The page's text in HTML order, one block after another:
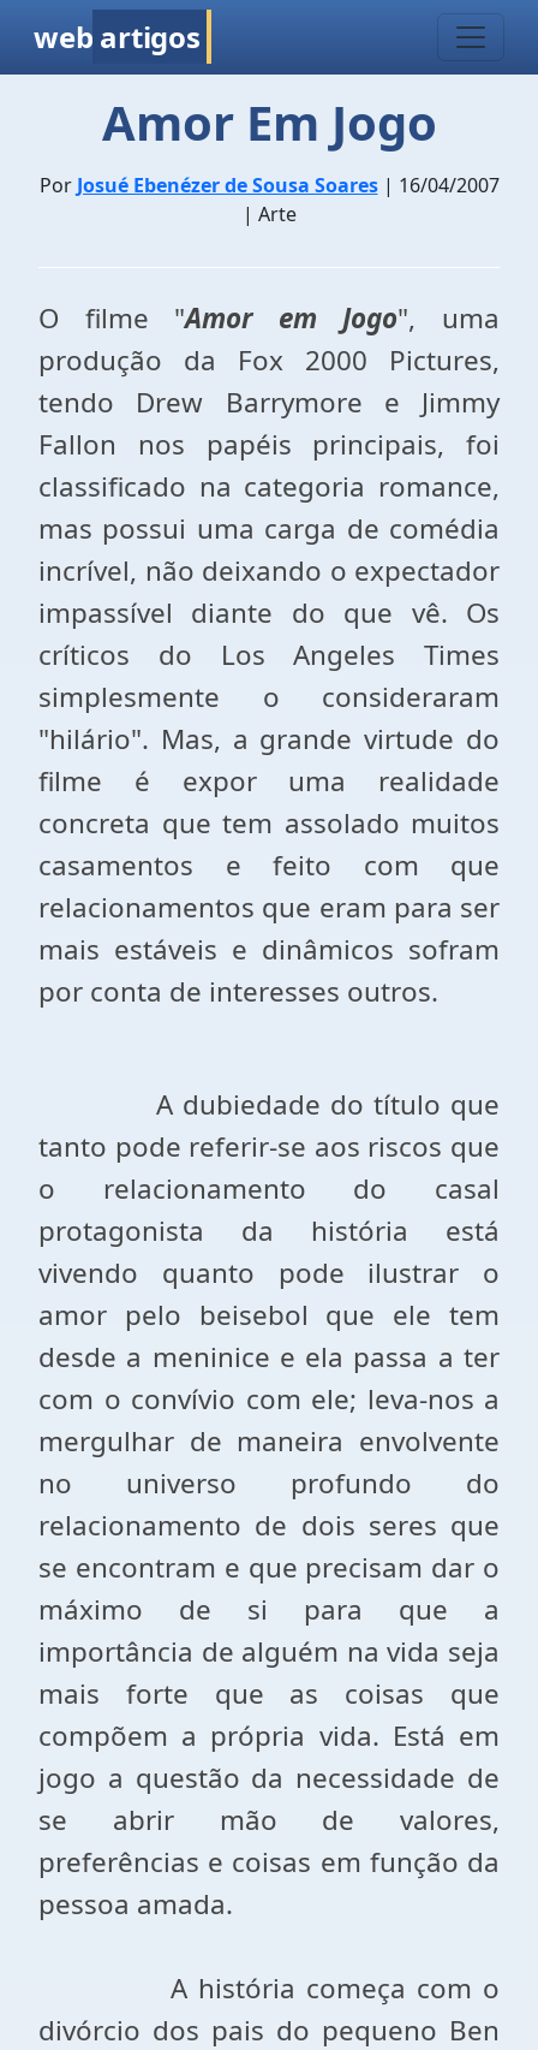
web artigos
Amor Em Jogo
Por Josué Ebenézer de Sousa Soares| 16/04/2007
| Arte
O filme "Amor em Jogo", uma
produção da Fox 2000 Pictures,
tendo Drew Barrymore e Jimmy
Fallon nos papéis principais, foi
classificado na categoria romance,
mas possui uma carga de comédia
incrível, não deixando o expectador
impassível diante do que vê. Os
críticos do Los Angeles Times
simplesmente o consideraram
"hilário". Mas, a grande virtude do
filme é expor uma realidade
concreta que tem assolado muitos
casamentos e feito com que
relacionamentos que eram para ser
mais estáveis e dinâmicos sofram
por conta de interesses outros.
A dubiedade do título que
tanto pode referir-se aos riscos que
o relacionamento do casal
protagonista da história está
vivendo quanto pode ilustrar o
amor pelo beisebol que ele tem
desde a meninice e ela passa a ter
com o convívio com ele; leva-nos a
mergulhar de maneira envolvente
no universo profundo do
relacionamento de dois seres que
se encontram e que precisam dar o
máximo de si para que a
importância de alguém na vida seja
mais forte que as coisas que
compõem a própria vida. Está em
jogo a questão da necessidade de
se abrir mão de valores,
preferências e coisas em função da
pessoa amada.
A história começa com o
divórcio dos pais do pequeno Ben